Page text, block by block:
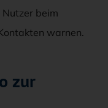
Nutzer beim
warnen.
zur